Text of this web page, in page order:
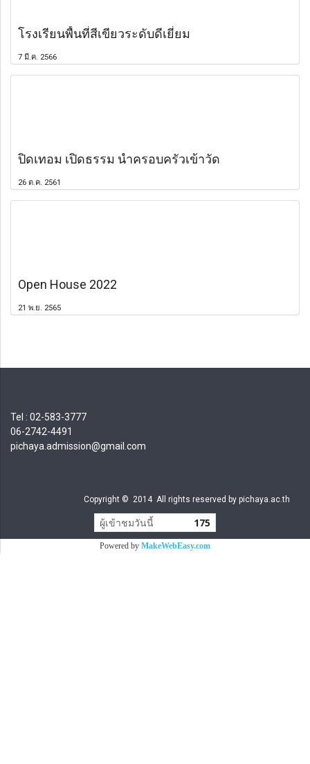
โรงเรียนพื้นที่สีเขียวระดับดีเยี่ยม
7 มี.ค. 2566
ปิดเทอม เปิดธรรม นำครอบครัวเข้าวัด
26 ต.ค. 2561
Open House 2022
21 พ.ย. 2565
Tel : 02-583-3777
06-2742-4491
pichaya.admission@gmail.com
Copyright © 2014 All rights reserved by pichaya.ac.th
ผู้เข้าชมวันนี้ 175
Powered by MakeWebEasy.com